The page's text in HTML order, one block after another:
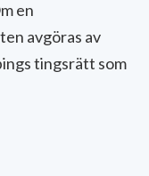
en
avgöras av
tingsrätt som